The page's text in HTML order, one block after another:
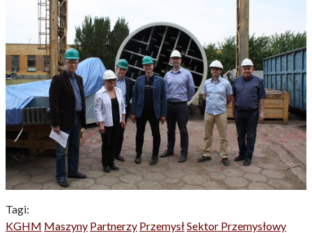
Tagi:
KGHM Maszyny Partnerzy PrzemysłSektor Przemysłowy